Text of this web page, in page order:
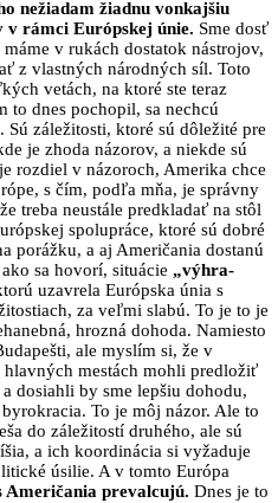
nežiadam žiadnu vonkajšiu
v rámci Európskej únie. Sme dosť
v rukách dostatok nástrojov,
z vlastných národných síl. Toto
vetách, na ktoré ste teraz
to dnes pochopil, sa nechcú
záležitosti, ktoré sú dôležité pre
je zhoda názorov, a niekde sú
rozdiel v názoroch, Amerika chce
s čím, podľa mňa, je správny
treba neustále predkladať na stôl
spolupráce, ktoré sú dobré
porážku, a aj Američania dostanú
sa hovorí, situácie „výhra-
uzavrela Európska únia s
za veľmi slabú. To je to je
hrozná dohoda. Namiesto
ale myslím si, že v
mestách mohli predložiť
dosiahli by sme lepšiu dohodu,
To je môj názor. Ale to
do záležitostí druhého, ale sú
a ich koordinácia si vyžaduje
úsilie. A v tomto Európa
Američania prevalcujú. Dnes je to